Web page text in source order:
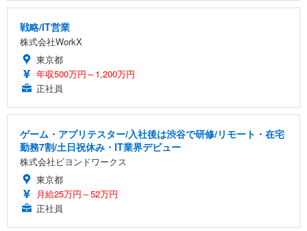
戦略/IT営業
株式会社WorkX
東京都
年収500万円～1,200万円
正社員
ゲーム・アプリテスター/入社後は渋谷で研修/リモート・在宅
勤務7割/土日祝休み・IT業界デビュー
株式会社ビヨンドワークス
東京都
月給25万円～52万円
正社員